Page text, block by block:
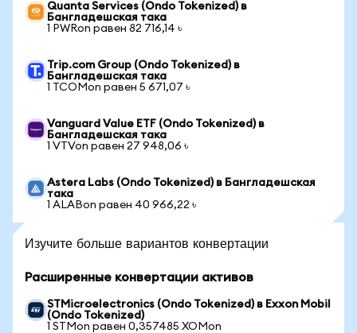
Quanta Services (Ondo Tokenized) в
Бангладешская така
1 PWRon равен 82 716,14 ৳
Trip.com Group (Ondo Tokenized) в
Бангладешская така
1 TCOMon равен 5 671,07 ৳
Vanguard Value ETF (Ondo Tokenized) в
Бангладешская така
1 VTVon равен 27 948,06 ৳
Astera Labs (Ondo Tokenized) в Бангладешская
така
1 ALABon равен 40 966,22 ৳
Изучите больше вариантов конвертации
Расширенные конвертации активов
STMicroelectronics (Ondo Tokenized) в Exxon Mobil
(Ondo Tokenized)
1 STMon равен 0,357485 XOMon